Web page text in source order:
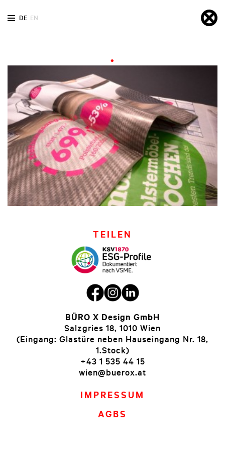
DE EN
TEILEN
BÜRO X Design GmbH
Salzgries 18, 1010 Wien
(Eingang: Glastüre neben Hauseingang Nr. 18,
1.Stock)
+43 1 535 44 15
wien@buerox.at
IMPRESSUM
AGBS